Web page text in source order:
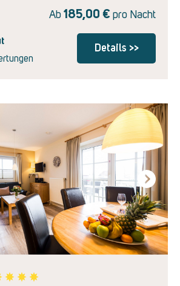
Ab 185,00 € pro Nacht
Details >>
Next